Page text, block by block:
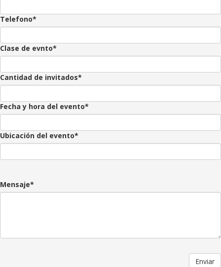
Telefono*
Clase de evnto*
Cantidad de invitados*
Fecha y hora del evento*
Ubicación del evento*
Mensaje*
Enviar